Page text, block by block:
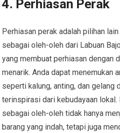
4. Perhiasan Perak
Perhiasan perak adalah pilihan
sebagai oleh-oleh dari Labuan
yang membuat perhiasan dengan
menarik. Anda dapat menemukan
seperti kalung, anting, dan gelang
terinspirasi dari kebudayaan
sebagai oleh-oleh tidak hanya
barang yang indah, tetapi juga